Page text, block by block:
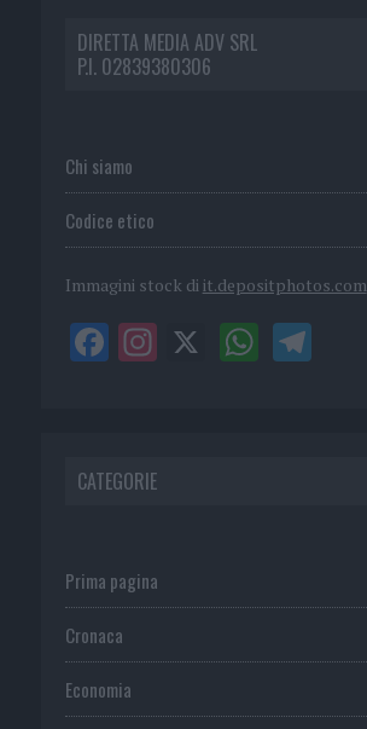
DIRETTA MEDIA ADV SRL
P.I. 02839380306
Chi siamo
Codice etico
Immagini stock di it.depositphotos.com
CATEGORIE
Prima pagina
Cronaca
Economia